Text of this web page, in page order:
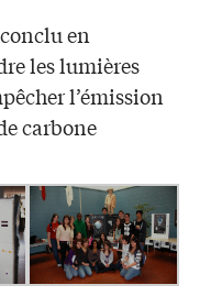
en
les lumières
l’émission
carbone